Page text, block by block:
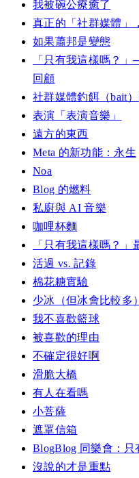
我被碗公療癒了
真正的「社群媒體」
如果蕭邦是變態
「只有我這樣嗎？
回顧
社群媒體釣餌（bait
表演「表演音樂」
遠方的東西
Meta 的新功能：永生
Noa
Blog 的燃料
私廚與 AI 音樂
咖哩杯麵
「只有我這樣嗎？」
活過 vs. 記錄
棉花糖實驗
少冰（但冰會比較多）
我不喜歡籃球
被喜歡的理由
不確定很好啊
滑脆大橋
有人在看嗎
小菩薩
遮罩信箱
BlogBlog 同樂會：只
沒說的才是重點